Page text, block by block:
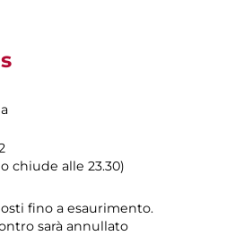
chiude alle 23.30)
fino a esaurimento.
sarà annullato